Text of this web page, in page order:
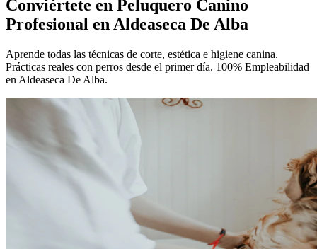
Conviértete en Peluquero Canino
Profesional en Aldeaseca De Alba
Aprende todas las técnicas de corte, estética e higiene canina.
Prácticas reales con perros desde el primer día. 100% Empleabilidad
en Aldeaseca De Alba.